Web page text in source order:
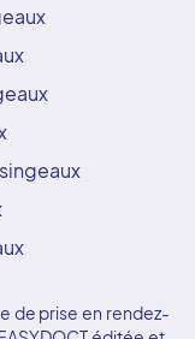
de prise en rendez-